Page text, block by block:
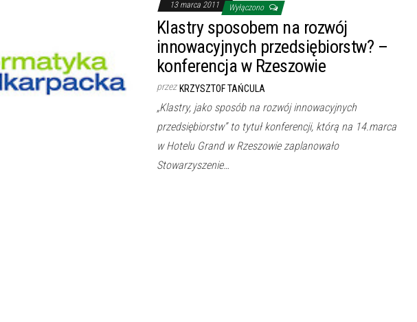
13 marca 2011 Wyłączono
Klastry sposobem na rozwój
innowacyjnych przedsiębiorstw? –
konferencja w Rzeszowie
przez KRZYSZTOF TAŃCULA
„Klastry, jako sposób na rozwój innowacyjnych
przedsiębiorstw” to tytuł konferencji, którą na 14.marca
w Hotelu Grand w Rzeszowie zaplanowało
Stowarzyszenie…